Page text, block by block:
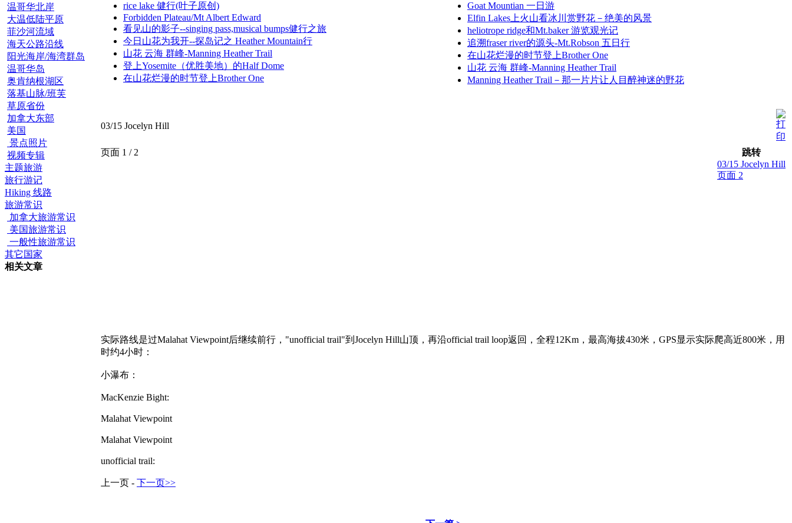
温哥华北岸
大温低陆平原
菲沙河流域
海天公路沿线
阳光海岸/海湾群岛
温哥华岛
奥肯纳根湖区
落基山脉/班芙
草原省份
加拿大东部
美国
景点照片
视频专辑
主题旅游
旅行游记
Hiking 线路
旅游常识
加拿大旅游常识
美国旅游常识
一般性旅游常识
其它国家
相关文章
rice lake 健行(叶子原创)
Forbidden Plateau/Mt Albert Edward
看见山的影子--singing pass,musical bumps健行之旅
今日山花为我开--探岛记之 Heather Mountain行
山花 云海 群峰-Manning Heather Trail
登上Yosemite（优胜美地）的Half Dome
在山花烂漫的时节登上Brother One
Goat Mountian 一日游
Elfin Lakes上火山看冰川赏野花－绝美的风景
heliotrope ridge和Mt.baker 游览观光记
追溯fraser river的源头-Mt.Robson 五日行
在山花烂漫的时节登上Brother One
山花 云海 群峰-Manning Heather Trail
Manning Heather Trail－那一片片让人目醉神迷的野花
03/15 Jocelyn Hill
跳转
03/15 Jocelyn Hill
页面 2
页面 1 / 2
实际路线是过Malahat Viewpoint后继续前行，"unofficial trail"到Jocelyn Hill山顶，再沿official trail loop返回，全程12Km，最高海拔430米，GPS显示实际爬高近800米，用
时约4小时：
小瀑布：
MacKenzie Bight:
Malahat Viewpoint
Malahat Viewpoint
unofficial trail:
上一页 - 下一页>>